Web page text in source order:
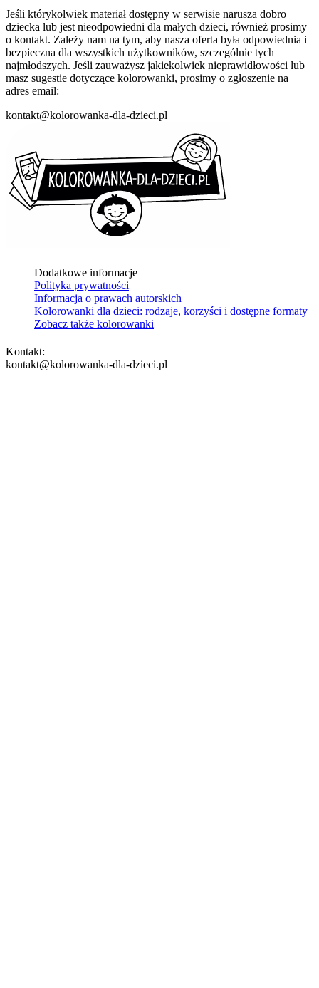
Jeśli którykolwiek materiał dostępny w serwisie narusza dobro
dziecka lub jest nieodpowiedni dla małych dzieci, również prosimy
o kontakt. Zależy nam na tym, aby nasza oferta była odpowiednia i
bezpieczna dla wszystkich użytkowników, szczególnie tych
najmłodszych. Jeśli zauważysz jakiekolwiek nieprawidłowości lub
masz sugestie dotyczące kolorowanki, prosimy o zgłoszenie na
adres email:
kontakt@kolorowanka-dla-dzieci.pl
Dodatkowe informacje
Polityka prywatności
Informacja o prawach autorskich
Kolorowanki dla dzieci: rodzaje, korzyści i dostępne formaty
Zobacz także kolorowanki
Kontakt:
kontakt@kolorowanka-dla-dzieci.pl